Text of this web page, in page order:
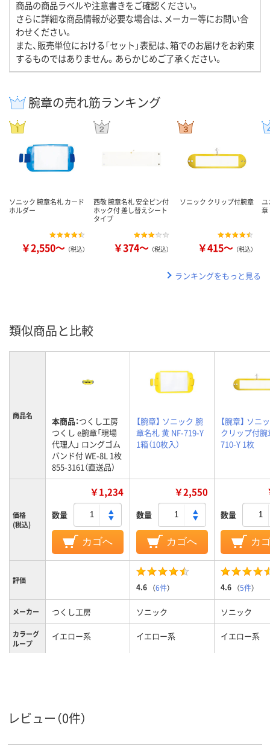
商品の商品ラベルや注意書きをご確認ください。
さらに詳細な商品情報が必要な場合は、メーカー等にお問い合
わせください。
また、販売単位における「セット」表記は、箱でのお届けをお約束
するものではありません。あらかじめご了承ください。
腕章の売れ筋ランキング
ソニック 腕章名札 カード
ホルダー
￥2,550～ （税込）
西敬 腕章名札 安全ピン付
ホック付 差し替えシート
タイプ
￥374～ （税込）
ソニック クリップ付腕章
￥415～ （税込）
ランキングをもっと見る
類似商品と比較
商品名 本商品：つくし工房
つくし e腕章「現場
代理人」 ロングゴム
バンド付 WE-8L 1枚
855-3161（直送品）
【腕章】 ソニック 腕
章名札 黄 NF-719-Y
1箱（10枚入）
【腕章】 ソニ
クリップ付腕
710-Y 1枚
価格
(税込)
￥1,234
数量
カゴへ
￥2,550
数量
カゴへ
数量
カ
評価
4.6 （6件） 4.6 （5件）
メーカー つくし工房 ソニック ソニック
カラーグ
ループ
イエロー系 イエロー系 イエロー系
レビュー（0件）